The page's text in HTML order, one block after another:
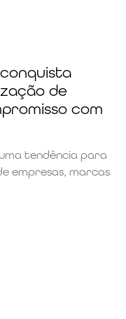
de
com
tendência para
empresas, marcas